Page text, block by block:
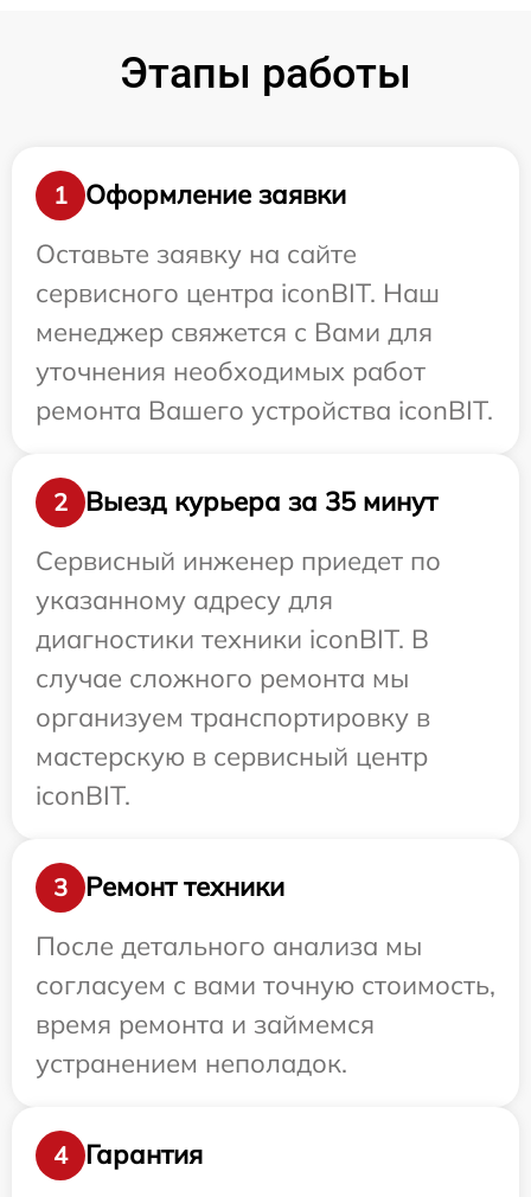
Этапы работы
1
Оформление заявки
Оставьте заявку на сайте
сервисного центра iconBIT. Наш
менеджер свяжется с Вами для
уточнения необходимых работ
ремонта Вашего устройства iconBIT.
2
Выезд курьера за 35 минут
Сервисный инженер приедет по
указанному адресу для
диагностики техники iconBIT. В
случае сложного ремонта мы
организуем транспортировку в
мастерскую в сервисный центр
iconBIT.
3
Ремонт техники
После детального анализа мы
согласуем с вами точную стоимость,
время ремонта и займемся
устранением неполадок.
4
Гарантия